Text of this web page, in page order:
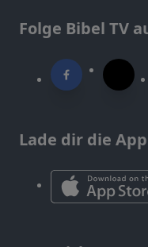
Folge Bibel TV
Lade dir die